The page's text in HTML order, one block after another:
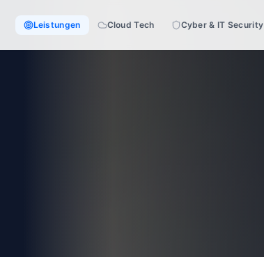
Leistungen Cloud Tech Cyber & IT Security